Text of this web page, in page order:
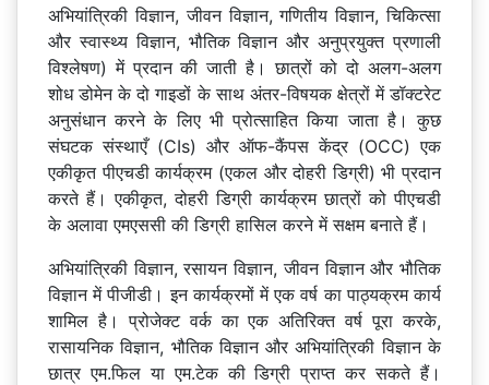
अभियांत्रिकी विज्ञान, जीवन विज्ञान, गणितीय विज्ञान, चिकित्सा
और स्वास्थ्य विज्ञान, भौतिक विज्ञान और अनुप्रयुक्त प्रणाली
विश्लेषण) में प्रदान की जाती है। छात्रों को दो अलग-अलग
शोध डोमेन के दो गाइडों के साथ अंतर-विषयक क्षेत्रों में डॉक्टरेट
अनुसंधान करने के लिए भी प्रोत्साहित किया जाता है। कुछ
संघटक संस्थाएँ (CIs) और ऑफ-कैंपस केंद्र (OCC) एक
एकीकृत पीएचडी कार्यक्रम (एकल और दोहरी डिग्री) भी प्रदान
करते हैं। एकीकृत, दोहरी डिग्री कार्यक्रम छात्रों को पीएचडी
के अलावा एमएससी की डिग्री हासिल करने में सक्षम बनाते हैं।
अभियांत्रिकी विज्ञान, रसायन विज्ञान, जीवन विज्ञान और भौतिक
विज्ञान में पीजीडी। इन कार्यक्रमों में एक वर्ष का पाठ्यक्रम कार्य
शामिल है। प्रोजेक्ट वर्क का एक अतिरिक्त वर्ष पूरा करके,
रासायनिक विज्ञान, भौतिक विज्ञान और अभियांत्रिकी विज्ञान के
छात्र एम.फिल या एम.टेक की डिग्री प्राप्त कर सकते हैं।